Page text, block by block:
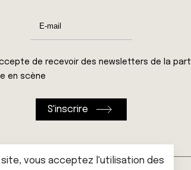
de recevoir des newsletters de la part
en scène
site, vous acceptez l'utilisation des